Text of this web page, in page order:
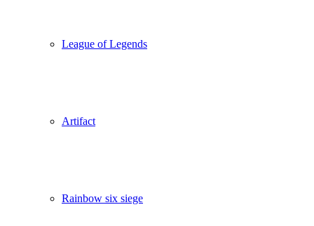
League of Legends
Artifact
Rainbow six siege